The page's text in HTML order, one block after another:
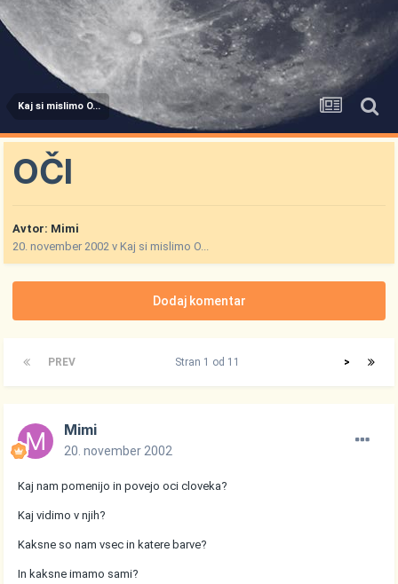
Kaj si mislimo O...
OČI
Avtor: Mimi
20. november 2002 vKaj si mislimo O...
Dodaj komentar
PREV >
Stran 1 od 11
Mimi
20. november 2002
Kaj nam pomenijo in povejo oci cloveka?
Kaj vidimo v njih?
Kaksne so nam vsec in katere barve?
In kaksne imamo sami?